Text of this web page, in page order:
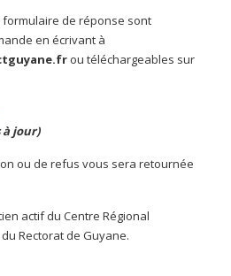
formulaire de réponse sont
en écrivant à
ou téléchargeables sur
à jour)
ou de refus vous sera retournée
actif du Centre Régional
Rectorat de Guyane.